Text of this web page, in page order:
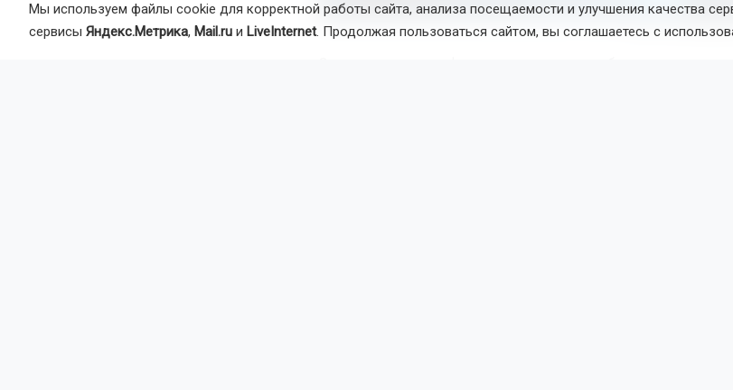
Фото:
Мы используем файлы cookie для корректной работы сайта, анализа посещаемости и улучшения качества
сервисы Яндекс.Метрика, Mail.ru и LiveInternet. Продолжая пользоваться сайтом, вы соглашаетесь с